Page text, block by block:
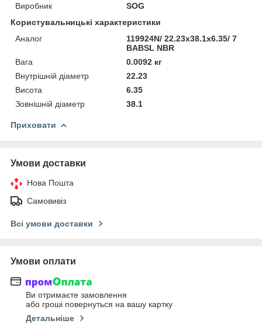
Виробник
SOG
Користувальницькі характеристики
Аналог
119924N/ 22.23х38.1х6.35/ 7
BABSL NBR
Вага
0.0092 кг
Внутрішній діаметр
22.23
Висота
6.35
Зовнішній діаметр
38.1
Приховати
Умови доставки
Нова Пошта
Самовивіз
Всі умови доставки
Умови оплати
Ви отримаєте замовлення
або гроші повернуться на вашу картку
Детальніше